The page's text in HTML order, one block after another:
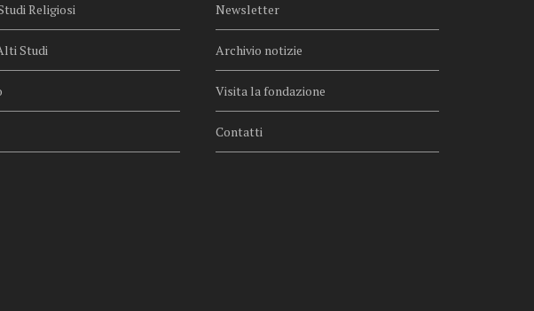
Religiosi
Studi
Newsletter
Archivio notizie
Visita la fondazione
Contatti